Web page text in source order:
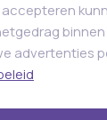
advertenties